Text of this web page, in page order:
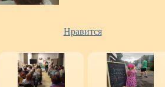
Нравится